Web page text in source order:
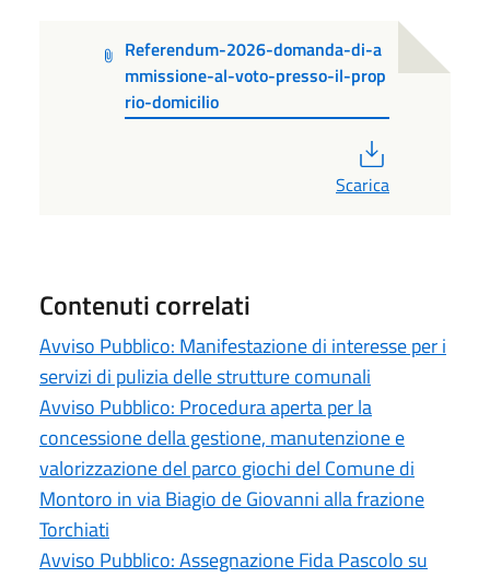
Referendum-2026-domanda-di-a
mmissione-al-voto-presso-il-prop
rio-domicilio
Scarica
Contenuti correlati
Avviso Pubblico: Manifestazione di interesse per i
servizi di pulizia delle strutture comunali
Avviso Pubblico: Procedura aperta per la
concessione della gestione, manutenzione e
valorizzazione del parco giochi del Comune di
Montoro in via Biagio de Giovanni alla frazione
Torchiati
Avviso Pubblico: Assegnazione Fida Pascolo su